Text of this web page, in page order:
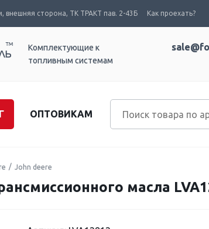
внешняя сторона, ТК ТРАКТ пав. 2-43Б Как проехать?
Комплектующие к
топливным системам
ОПТОВИКАМ
John deere
масла